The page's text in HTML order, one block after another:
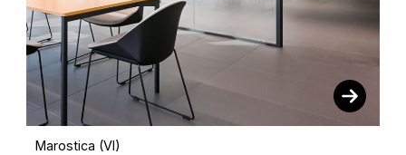
Marostica (VI)